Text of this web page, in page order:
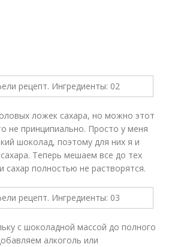
ложек сахара, но можно этот
не принципиально. Просто у меня
шоколад, поэтому для них я и
Теперь мешаем все до тех
сахар полностью не растворятся.
с шоколадной массой до полного
алкоголь или